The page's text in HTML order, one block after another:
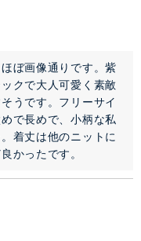
ぼ画像通りです。紫
クで大人可愛く素敵
うです。フリーサイ
で長めで、小柄な私
着丈は他のニットに
かったです。